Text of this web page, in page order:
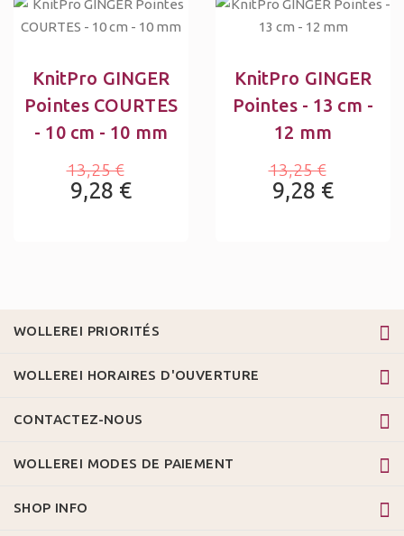
KnitPro GINGER
Pointes COURTES
- 10 cm - 10 mm
13,25 €
9,28 €
KnitPro GINGER
Pointes - 13 cm -
12 mm
13,25 €
9,28 €
WOLLEREI PRIORITÉS
WOLLEREI HORAIRES D'OUVERTURE
CONTACTEZ-NOUS
WOLLEREI MODES DE PAIEMENT
SHOP INFO